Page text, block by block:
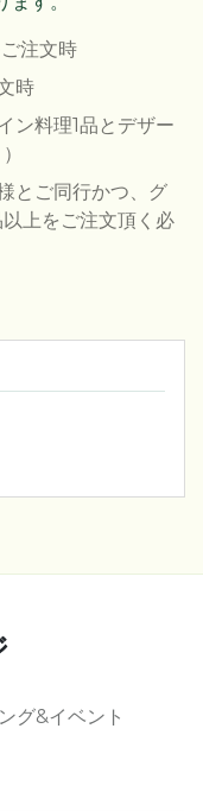
注文時
時
ン料理1品とデザー
とご同行かつ、グ
上をご注文頂く必
グ&イベント